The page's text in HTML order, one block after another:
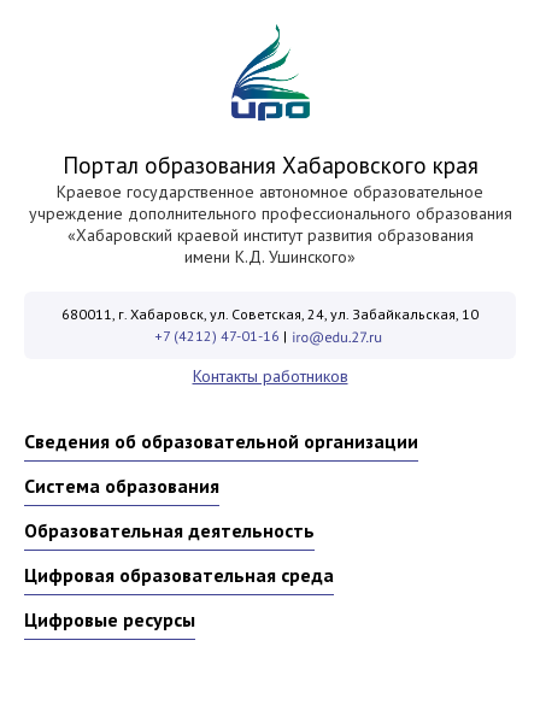
Портал образования Хабаровского края
Краевое государственное автономное образовательное
учреждение дополнительного профессионального образования
«Хабаровский краевой институт развития образования
имени К.Д. Ушинского»
680011, г. Хабаровск, ул. Советская, 24, ул. Забайкальская, 10
+7 (4212) 47-01-16 |
Контакты работников
Сведения об образовательной организации
Система образования
Образовательная деятельность
Цифровая образовательная среда
Цифровые ресурсы